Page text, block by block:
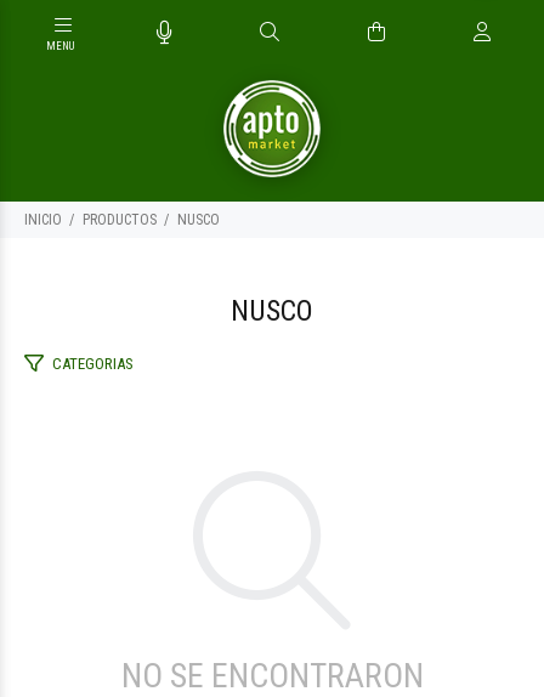
INICIO PRODUCTOS NUSCO
NUSCO
CATEGORIAS
NO SE ENCONTRARON